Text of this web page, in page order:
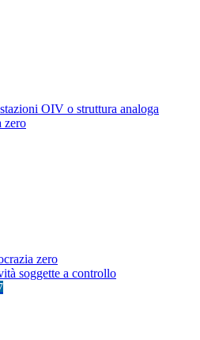
OIV o struttura analoga
zero
zero
soggette a controllo